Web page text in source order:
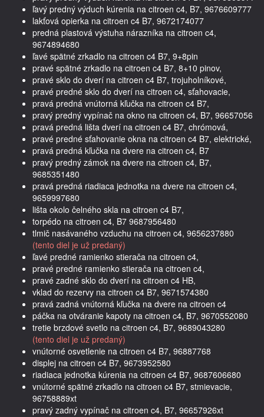
ľavý predný výduch kúrenia na citroen c4, B7, 9676609777
lakťová opierka na citroen c4 B7, 9672174077
predná plastová výstuha nárazníka na citroen c4,
9674894680
ľavé spätné zrkadlo na citroen c4 B7, 9+8pin
pravé spätné zrkadlo na citroen c4 B7, 8+10 pinov,
pravé sklo do dverí na citroen c4 B7, trojuholníkové,
pravé predné sklo do dverí na citroen c4, sťahovacie,
pravá predná vnútorná kľučka na citroen c4 B7,
pravý predný vypínač na okno na citroen c4, B7, 96657056
pravá predná lišta dverí na citroen c4 B7, chrómová,
pravé predné sťahovanie okna na citroen c4 B7, elektrické,
pravá predná kľučka na dvere na citroen c4, B7
pravý predný zámok na dvere na citroen c4, B7,
9685351480
pravá predná riadiaca jednotka na dvere na citroen c4,
9659997680
lišta okolo čelného skla na citroen c4 B7,
torpédo na citroen c4, B7 9687956480
tlmič nasávaného vzduchu na citroen c4, 9656237880
(tento diel je už predaný)
ľavé predné ramienko stierača na citroen c4,
pravé predné ramienko stierača na citroen c4,
pravé zadné sklo do dverí na citroen c4 HB,
vklad do rezervy na citroen c4 B7, 9671574380
pravá zadná vnútorná kľučka na dvere na citroen c4
páčka na otváranie kapoty na citroen c4, B7, 9670552080
tretie brzdové svetlo na citroen c4, B7, 9689043280
(tento diel je už predaný)
vnútorné osvetlenie na citroen c4 B7, 96887768
displej na citroen c4 B7, 9673952580
riadiaca jednotka kúrenia na citroen c4 B7, 9687606680
vnútorné spätné zrkadlo na citroen c4 B7, stmievacie,
96758889xt
pravý zadný vypínač na citroen c4, B7, 96657926xt